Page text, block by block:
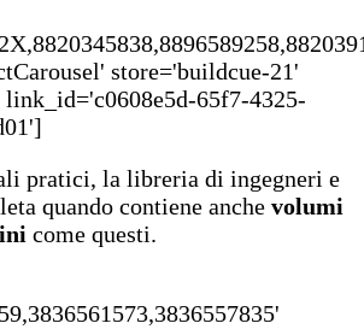
store='buildcue-21'
65f7-4325-
pratici, la libreria di ingegneri e
quando contiene anche volumi
come questi.